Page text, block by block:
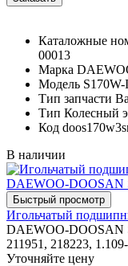
Каталожные
00013
Марка
Модель
Тип запчасти
Тип Колесный
Код
В наличии
Игольчатый
DAEWOO-DOOSAN
211951, 218223,
Уточняйте цену